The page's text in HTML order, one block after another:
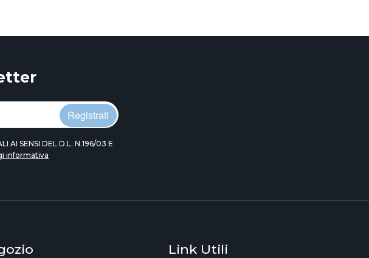
Registrati
AI SENSI DEL D.L. N.196/03 E
informativa
Link Utili